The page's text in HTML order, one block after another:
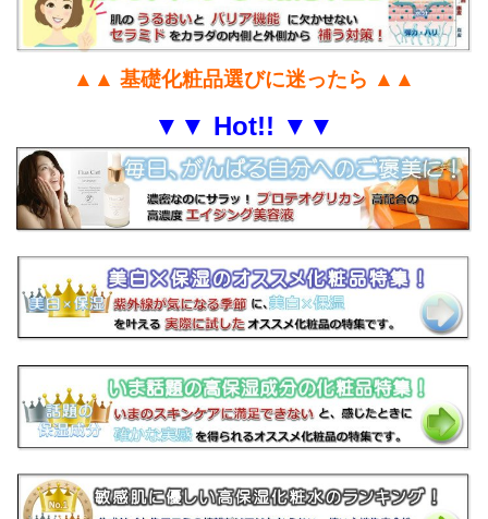
▲▲ 基礎化粧品選びに迷ったら ▲▲
▼▼ Hot!! ▼▼